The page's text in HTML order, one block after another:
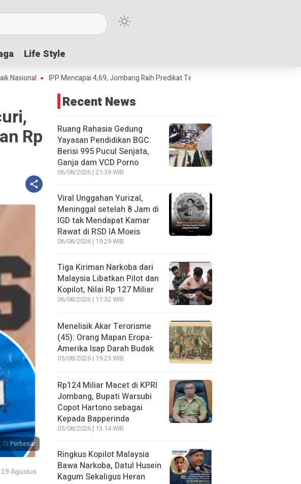
Life Style
Life Style
IPP Mencapai 4,69, Jombang Raih Predikat Terbaik Jawa Timur dan Peringkat III Nasional
Rp
Perbesar
Agustus
Recent News
Ruang Rahasia Gedung
Yayasan Pendidikan BGC:
Berisi 995 Pucul Senjata,
Ganja dam VCD Porno
06/08/2026 | 21:39 WIB
Viral Unggahan Yurizal,
Meninggal setelah 8 Jam di
IGD tak Mendapat Kamar
Rawat di RSD IA Moeis
06/08/2026 | 19:29 WIB
Tiga Kiriman Narkoba dari
Malaysia Libatkan Pilot dan
Kopilot, Nilai Rp 127 Miliar
06/08/2026 | 11:32 WIB
Menelisik Akar Terorisme
(45): Orang Mapan Eropa-
Amerika Isap Darah Budak
05/08/2026 | 19:25 WIB
Rp124 Miliar Macet di KPRI
Jombang, Bupati Warsubi
Copot Hartono sebagai
Kepada Bapperinda
05/08/2026 | 13:14 WIB
Ringkus Kopilot Malaysia
Bawa Narkoba, Datul Husein
Kagum Sekaligus Heran